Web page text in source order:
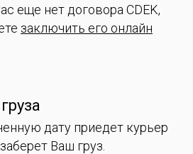
еще нет договора CDEK,
заключить его онлайн
дату приедет курьер
Ваш груз.